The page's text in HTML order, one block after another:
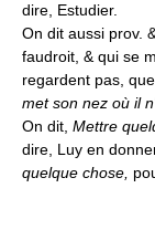
dire, Estudier.
On dit aussi prov.
faudroit, & qui se
regardent pas, que
met son nez où il
On dit, Mettre
dire, Luy en
quelque chose,